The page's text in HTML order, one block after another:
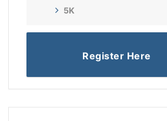
5K
Register Here